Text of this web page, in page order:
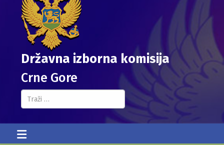
Državna izborna komisija
Crne Gore
Pretraga...